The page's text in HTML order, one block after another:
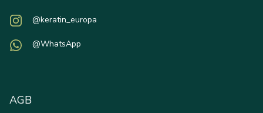
@keratin_europa
@WhatsApp
AGB